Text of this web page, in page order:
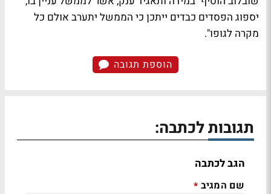
יספוג הפסדים כבדים ייתכן כי הממשל יתערב אולם כל
מקרה לגופו".
הוספת תגובה
תגובות לכתבה:
הגב לכתבה
שם המגיב *